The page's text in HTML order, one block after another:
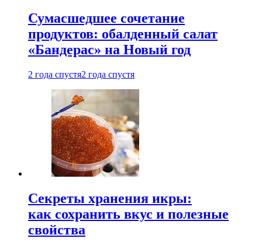
Сумасшедшее сочетание
продуктов: обалденный салат
«Бандерас» на Новый год
2 года спустя2 года спустя
Секреты хранения икры:
как сохранить вкус и полезные
свойства